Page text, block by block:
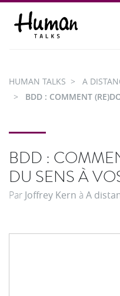
HUMAN TALKS A
BDD : COMMENT
BDD :
DU SENS À
Par Joffrey Kern à A